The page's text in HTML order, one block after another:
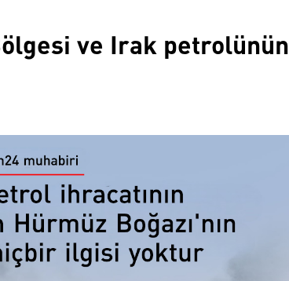
ve Irak petrolünün